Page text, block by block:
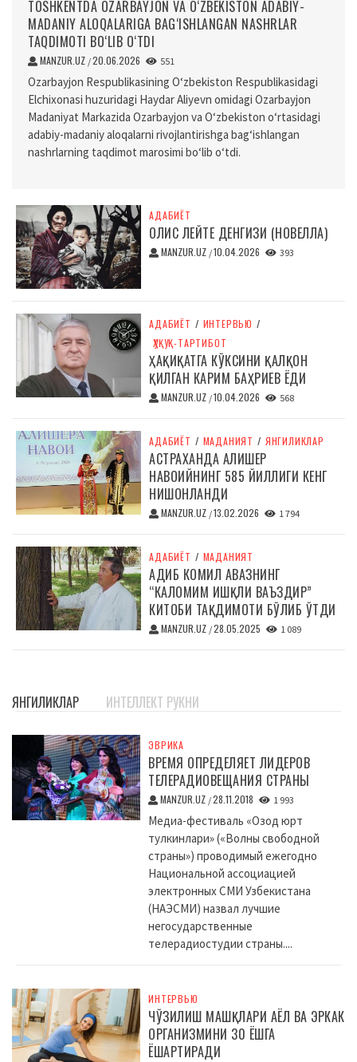
TOSHKENTDA OZARBAYJON VA O‘ZBEKISTON ADABIY-
MADANIY ALOQALARIGA BAG‘ISHLANGAN NASHRLAR
TAQDIMOTI BO‘LIB O‘TDI
MANZUR.UZ /20.06.2026 551
Ozarbayjon Respublikasining O‘zbekiston Respublikasidagi
Elchixonasi huzuridagi Haydar Aliyevn omidagi Ozarbayjon
Madaniyat Markazida Ozarbayjon va O‘zbekiston o‘rtasidagi
adabiy-madaniy aloqalarni rivojlantirishga bag‘ishlangan
nashrlarning taqdimot marosimi bo‘lib o‘tdi.
АДАБИЁТ
ОЛИС ЛЕЙТЕ ДЕНГИЗИ (НОВЕЛЛА)
MANZUR.UZ /10.04.2026 393
АДАБИЁТ / ИНТЕРВЬЮ /
ҲУҚУҚ-ТАРТИБОТ
ҲАҚИҚАТГА КЎКСИНИ ҚАЛҚОН
ҚИЛГАН КАРИМ БАҲРИЕВ ЁДИ
MANZUR.UZ /10.04.2026 568
АДАБИЁТ / МАДАНИЯТ / ЯНГИЛИКЛАР
АСТРАХАНДА АЛИШЕР
НАВОИЙНИНГ 585 ЙИЛЛИГИ КЕНГ
НИШОНЛАНДИ
MANZUR.UZ /13.02.2026 1 794
АДАБИЁТ / МАДАНИЯТ
АДИБ КОМИЛ АВАЗНИНГ
“КАЛОМИМ ИШҚЛИ ВАЪЗДИР”
КИТОБИ ТАҚДИМОТИ БЎЛИБ ЎТДИ
MANZUR.UZ /28.05.2025 1 089
ЯНГИЛИКЛАР ИНТЕЛЛЕКТ РУКНИ
ЭВРИКА
ВРЕМЯ ОПРЕДЕЛЯЕТ ЛИДЕРОВ
ТЕЛЕРАДИОВЕЩАНИЯ СТРАНЫ
MANZUR.UZ /28.11.2018 1 993
Медиа-фестиваль «Озод юрт
тулкинлари» («Волны свободной
страны») проводимый ежегодно
Национальной ассоциацией
электронных СМИ Узбекистана
(НАЭСМИ) назвал лучшие
негосударственные
телерадиостудии страны....
ИНТЕРВЬЮ
ЧЎЗИЛИШ МАШҚЛАРИ АЁЛ ВА ЭРКАК
ОРГАНИЗМИНИ 30 ЁШГА
ЁШАРТИРАДИ